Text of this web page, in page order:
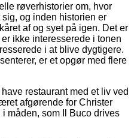
røverhistorier om, hvor
og inden historien er
af og syet på igen. Det er
ikke interesserede i tonen
i at blive dyg­tigere.
er et opgør med flere
restaurant med et liv ved
afgørende for Christer
måden, som Il Buco drives